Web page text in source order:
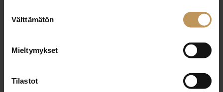
valinta
Välttämätön
Mieltymykset
Tilastot
kuukauteen. Tällöin ensiasunnon ostajien kiire ei
haluamansa asunnon ja rahoituksen”, kommentoi
Suomen Kiinteistönvälittäjien toimitusjohtaja Jussi
Syksy on myös aikaa, jolloin asuntojen
tarjonta on perinteisesti suppeampaa ja monet myyjät